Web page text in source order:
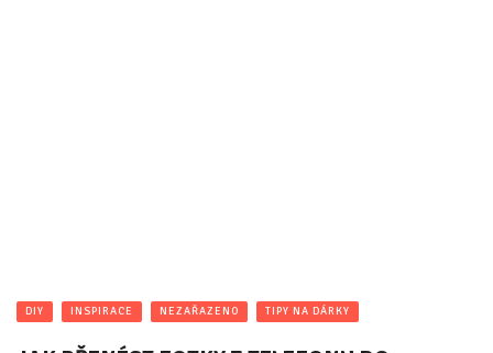
DIY INSPIRACE NEZAŘAZENO TIPY NA DÁRKY